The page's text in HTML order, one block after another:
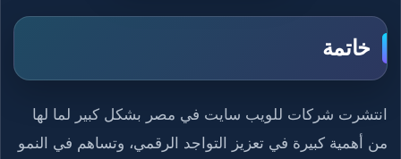
خاتمة
انتشرت شركات للويب سايت في مصر بشكل كبير لما لها
من أهمية كبيرة في تعزيز التواجد الرقمي، وتساهم في النمو